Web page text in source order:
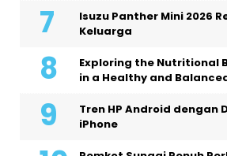
Isuzu Panther Mini 2026
Keluarga
Exploring the Nutritional
in a Healthy and
Tren HP Android dengan
iPhone